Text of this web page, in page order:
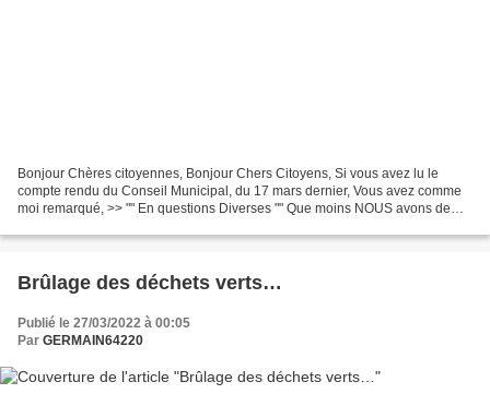
Bonjour Chères citoyennes, Bonjour Chers Citoyens, Si vous avez lu le
compte rendu du Conseil Municipal, du 17 mars dernier, Vous avez comme
moi remarqué, >> "" En questions Diverses "" Que moins NOUS avons de
Brûlage des déchets verts…
Publié le 27/03/2022 à 00:05
Par GERMAIN64220